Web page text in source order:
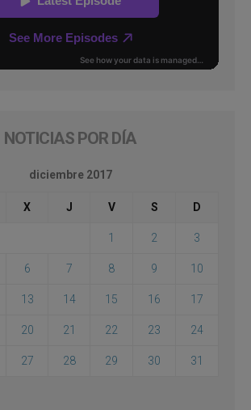
NOTICIAS POR DÍA
diciembre 2017
X J V S D
1 2 3
6 7 8 9 10
13 14 15 16 17
20 21 22 23 24
27 28 29 30 31